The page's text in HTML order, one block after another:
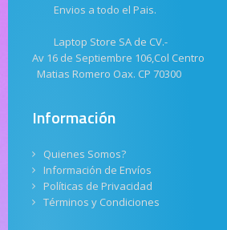
Envios a todo el Pais.
Laptop Store SA de CV.-
Av 16 de Septiembre 106,Col Centro
Matias Romero Oax. CP 70300
Información
Quienes Somos?
Información de Envíos
Políticas de Privacidad
Términos y Condiciones